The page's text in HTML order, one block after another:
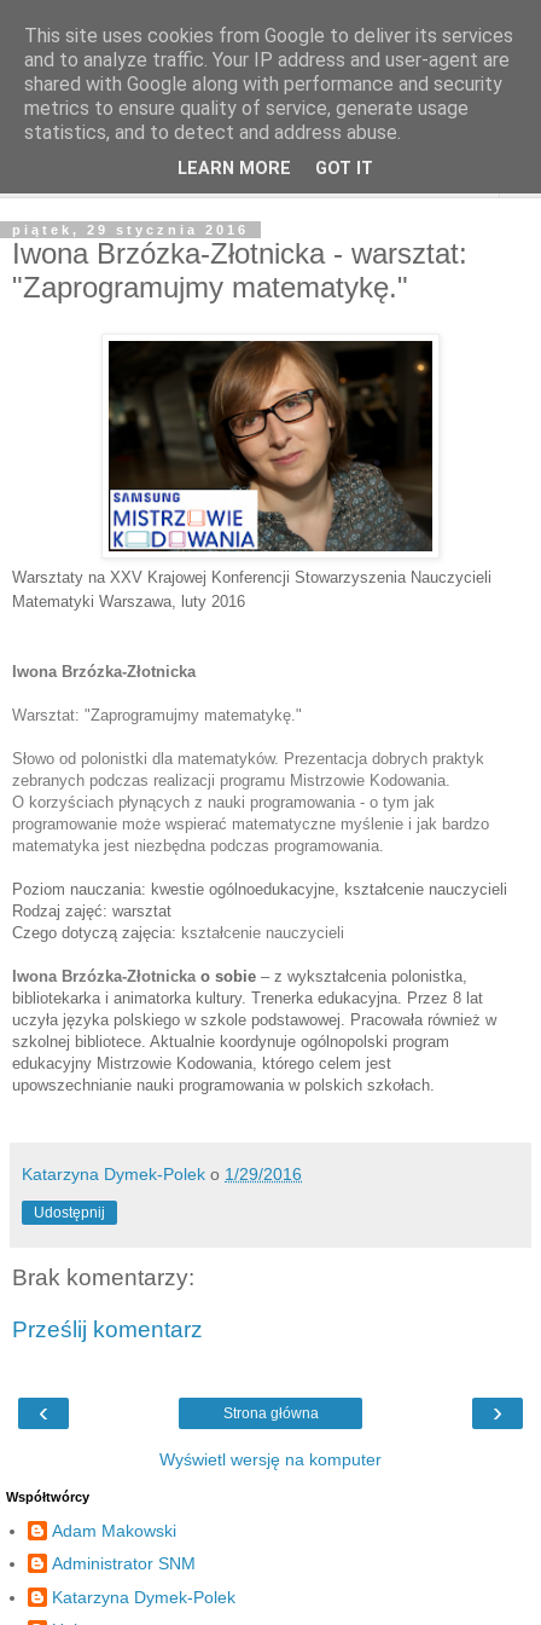
piątek, 29 stycznia 2016
Iwona Brzózka-Złotnicka - warsztat:
"Zaprogramujmy matematykę."
Warsztaty na XXV Krajowej Konferencji Stowarzyszenia Nauczycieli
Matematyki Warszawa , luty 2016
Iwona Brzózka-Złotnicka
Warsztat: "Zaprogramujmy matematykę."
Słowo od polonistki dla matematyków. Prezentacja dobrych praktyk
zebranych podczas realizacji programu Mistrzowie Kodowania.
O korzyściach płynących z nauki programowania - o tym jak
programowanie może wspierać matematyczne myślenie i jak bardzo
matematyka jest niezbędna podczas programowania.
Poziom nauczania: kwestie ogólnoedukacyjne, kształcenie nauczycieli
Rodzaj zajęć: warsztat
Czego dotyczą zajęcia: kształcenie nauczycieli
Iwona Brzózka-Złotnicka o sobie – z wykształcenia polonistka,
bibliotekarka i animatorka kultury. Trenerka edukacyjna. Przez 8 lat
uczyła języka polskiego w szkole podstawowej. Pracowała również w
szkolnej bibliotece. Aktualnie koordynuje ogólnopolski program
edukacyjny Mistrzowie Kodowania, którego celem jest
upowszechnianie nauki programowania w polskich szkołach.
Katarzyna Dymek-Polek o 1/29/2016
Udostępnij
Brak komentarzy:
Prześlij komentarz
‹ ›
Strona główna
Wyświetl wersję na komputer
Współtwórcy
Adam Makowski
Administrator SNM
Katarzyna Dymek-Polek
This site uses cookies from Google to deliver its services
and to analyze traffic. Your IP address and user-agent are
shared with Google along with performance and security
metrics to ensure quality of service, generate usage
statistics, and to detect and address abuse.
LEARN MORE GOT IT